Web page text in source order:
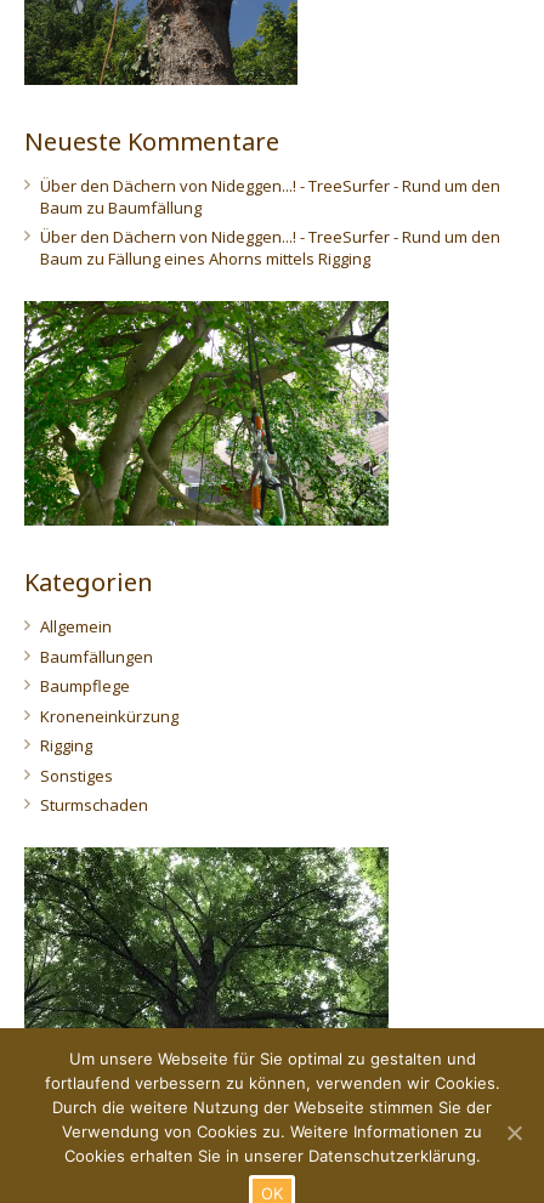
Neueste Kommentare
Über den Dächern von Nideggen...! - TreeSurfer - Rund um den
Baum zu Baumfällung
Über den Dächern von Nideggen...! - TreeSurfer - Rund um den
Baum zu Fällung eines Ahorns mittels Rigging
Kategorien
Allgemein
Baumfällungen
Baumpflege
Kroneneinkürzung
Rigging
Sonstiges
Sturmschaden
Der Blick von unten.
Um unsere Webseite für Sie optimal zu gestalten und
fortlaufend verbessern zu können, verwenden wir Cookies.
Durch die weitere Nutzung der Webseite stimmen Sie der
Verwendung von Cookies zu. Weitere Informationen zu
Cookies erhalten Sie in unserer Datenschutzerklärung.
OK